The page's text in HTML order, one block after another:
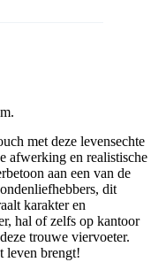
met deze levensechte
afwerking en realistische
aan een van de
dit
karakter en
hal of zelfs op kantoor
trouwe viervoeter.
leven brengt!